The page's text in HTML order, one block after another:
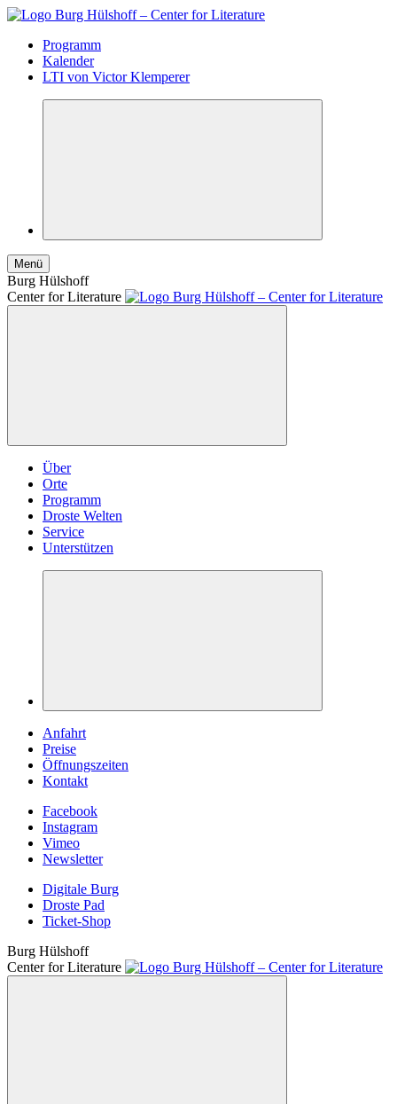
Programm
Kalender
LTI von Victor Klemperer
Menü
Burg Hülshoff
Center for Literature
Über
Orte
Programm
Droste Welten
Service
Unterstützen
Anfahrt
Preise
Öffnungszeiten
Kontakt
Facebook
Instagram
Vimeo
Newsletter
Digitale Burg
Droste Pad
Ticket-Shop
Burg Hülshoff
Center for Literature